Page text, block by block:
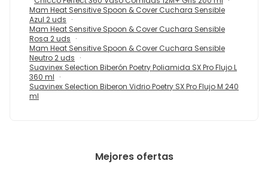
Mam Heat Sensitive Spoon & Cover Cuchara Sensible
Azul 2 uds
Mam Heat Sensitive Spoon & Cover Cuchara Sensible
Rosa 2 uds
Mam Heat Sensitive Spoon & Cover Cuchara Sensible
Neutro 2 uds
Suavinex Selection Biberón Poetry Poliamida SX Pro Flujo L
360 ml
Suavinex Selection Biberon Vidrio Poetry SX Pro Flujo M 240
ml
Mejores ofertas